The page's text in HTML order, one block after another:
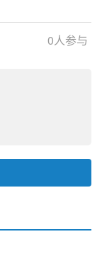
0人参与